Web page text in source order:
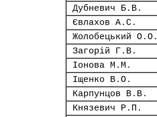
Дубневич Б.В.
Євлахов А.С.
Жолобецький О.О.
Загорій Г.В.
Іонова М.М.
Іщенко В.О.
Карпунцов В.В.
Князевич Р.П.